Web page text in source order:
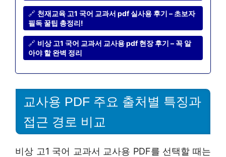
🔗 천재교육 고1 국어 교과서 pdf 실사용 후기 – 초보자
필독 꿀팁 총정리!
🔗 비상 고1 국어 교과서 교사용 pdf 현장 후기 – 꼭 알
아야 할 완벽 정리
교사용 PDF 주요 출처별 특징과
접근 경로 비교
비상 고1 국어 교과서 교사용 PDF를 선택할 때는